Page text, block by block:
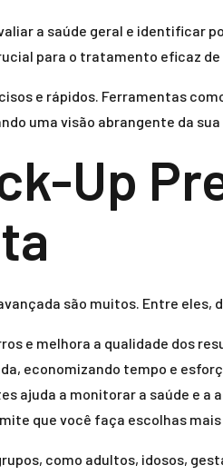
a saúde geral e identificar
para o tratamento eficaz
e rápidos. Ferramentas
uma visão abrangente da sua
Up
são muitos. Entre eles,
e melhora a qualidade dos
economizando tempo e
ajuda a monitorar a saúde e
que você faça escolhas
como adultos, idosos,